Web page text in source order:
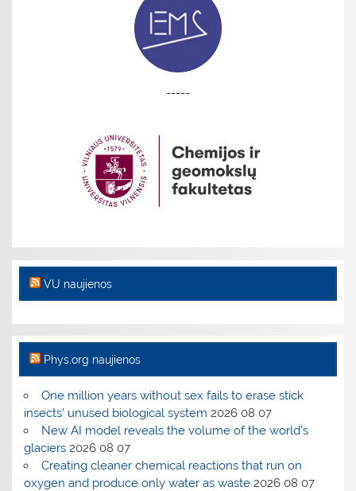
-----
VU naujienos
Phys.org naujienos
One million years without sex fails to erase stick
insects' unused biological system 2026 08 07
New AI model reveals the volume of the world's
glaciers 2026 08 07
Creating cleaner chemical reactions that run on
oxygen and produce only water as waste 2026 08 07